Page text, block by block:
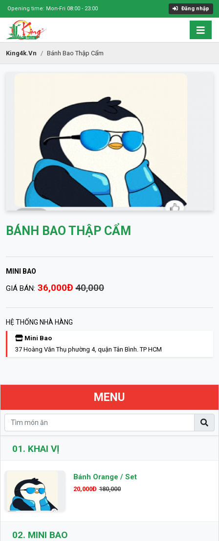
Opening time: Mon-Fri 08:00 - 23:00 Đăng nhập
King4k.vn Bánh Bao Thập Cẩm
BÁNH BAO THẬP CẨM
MINI BAO
GIÁ BÁN: 36,000Đ 40,000
HỆ THỐNG NHÀ HÀNG
Mini Bao
37 Hoàng Văn Thụ phường 4, quận Tân Bình. TP HCM
MENU
01. KHAI VỊ
Bánh Orange / Set
20,000Đ 180,000
02. MINI BAO